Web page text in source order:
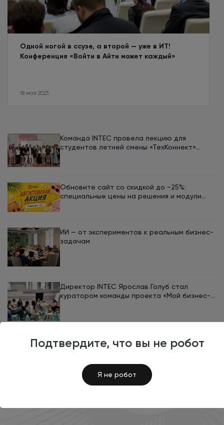
Подтвердите, что вы не робот
Я не робот
Одной ногой в ссузе, а второй — уже в ИТ!
Конференция «Войти в Айти может каждый»
18 мая 2023
Команда INTEC провела лекцию для
студентов летней смены «ТехКоннект»
Обновите сайт со скидкой до −25%:
специальные цены на решения и модули
INTEC в августе
ИИ — от экспериментов к реальным бизнес-
задачам
Директор INTEC Ярослав Голуб стал
куратором команды проекта «Мой бизнес-
кемп 2026»
ВРЕМЯ ОБМЕНЯТЬСЯ